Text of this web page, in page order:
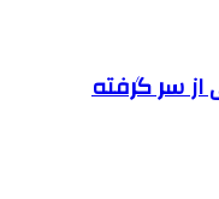
از سر گرفته